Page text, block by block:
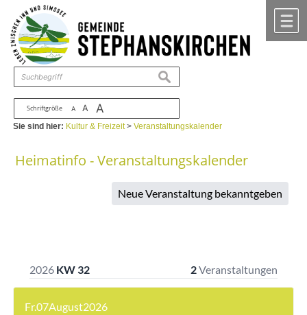
Zum Inhalt ,zur Navigation
Schriftgröße A A A
suchen
Sie sind hier: Kultur & Freizeit>Veranstaltungskalender
Heimatinfo - Veranstaltungskalender